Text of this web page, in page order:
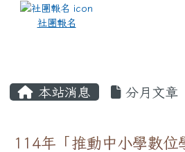
社團報名
本站消息 分月文章
114年「推動中小學數位